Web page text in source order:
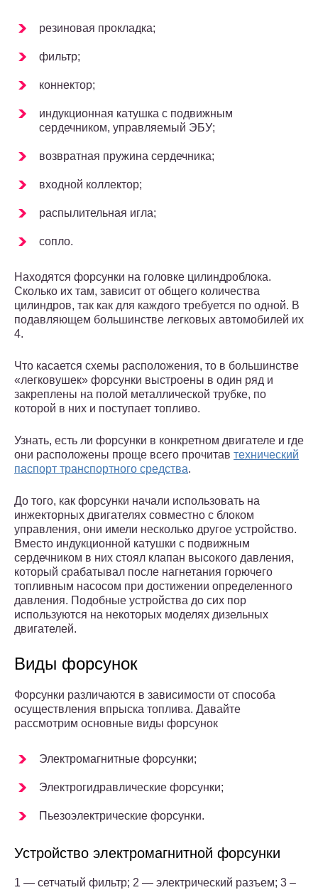
резиновая прокладка;
фильтр;
коннектор;
индукционная катушка с подвижным
сердечником, управляемый ЭБУ;
возвратная пружина сердечника;
входной коллектор;
распылительная игла;
сопло.
Находятся форсунки на головке цилиндроблока.
Сколько их там, зависит от общего количества
цилиндров, так как для каждого требуется по одной. В
подавляющем большинстве легковых автомобилей их
4.
Что касается схемы расположения, то в большинстве
«легковушек» форсунки выстроены в один ряд и
закреплены на полой металлической трубке, по
которой в них и поступает топливо.
Узнать, есть ли форсунки в конкретном двигателе и где
они расположены проще всего прочитав технический
паспорт транспортного средства.
До того, как форсунки начали использовать на
инжекторных двигателях совместно с блоком
управления, они имели несколько другое устройство.
Вместо индукционной катушки с подвижным
сердечником в них стоял клапан высокого давления,
который срабатывал после нагнетания горючего
топливным насосом при достижении определенного
давления. Подобные устройства до сих пор
используются на некоторых моделях дизельных
двигателей.
Виды форсунок
Форсунки различаются в зависимости от способа
осуществления впрыска топлива. Давайте
рассмотрим основные виды форсунок
Электромагнитные форсунки;
Электрогидравлические форсунки;
Пьезоэлектрические форсунки.
Устройство электромагнитной форсунки
1 — сетчатый фильтр; 2 — электрический разъем; 3 –